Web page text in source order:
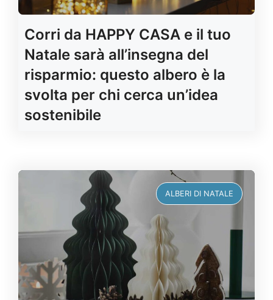
Corri da HAPPY CASA e il tuo
Natale sarà all’insegna del
risparmio: questo albero è la
svolta per chi cerca un’idea
sostenibile
ALBERI DI NATALE